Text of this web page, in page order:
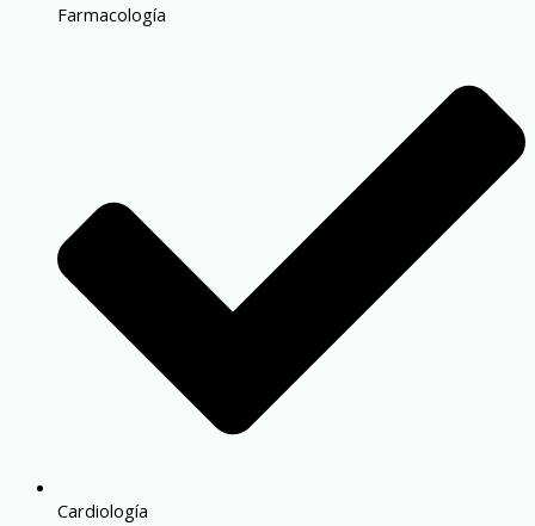
Farmacología
Cardiología